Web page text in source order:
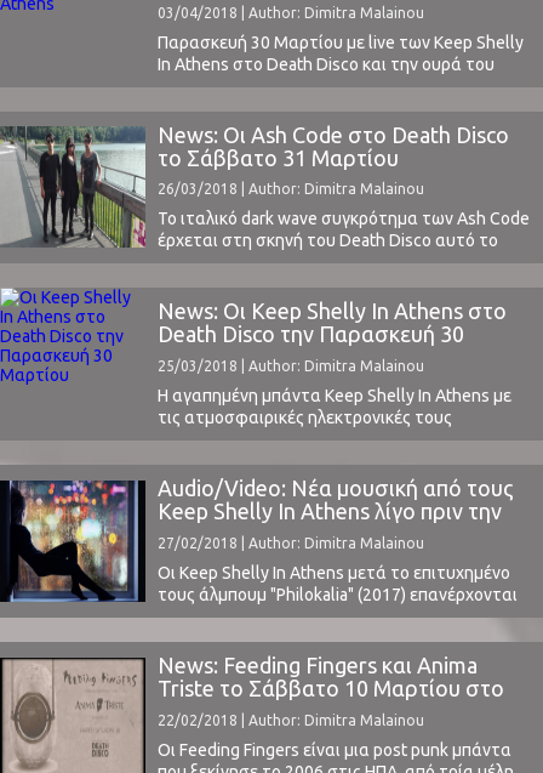
προθέρμανση για το ραντεβού της ...
03/04/2018 | Author: Dimitra Malainou
Παρασκευή 30 Μαρτίου με live των Keep Shelly
In Athens στο Death Disco και την ουρά του
κόσμου να φτάνει πέρα από τη γωνία των
στενών Ωγύγου και Λεπενιώτου αρκετά πριν
την έναρξη της συναυλίας. Η ευρωπαϊκή
περιοδεία των KSIA ολοκληρώθηκε με μια
καταπληκτική sold out εμφάνιση στα πάτρια
εδάφη.Η ...
News: Οι Ash Code στο Death Disco
το Σάββατο 31 Μαρτίου
26/03/2018 | Author: Dimitra Malainou
Το ιταλικό dark wave συγκρότημα των Ash Code
έρχεται στη σκηνή του Death Disco αυτό το
Σάββατο 31 Μαρτίου. Για 2η φορά στη χώρα
μας, μετά από πολύ καιρό, και με δύο άλμπουμ
πλέον στο ενεργητικό τους θα μας δώσουν μια
γερή δόση post punk, synthpop και EBM.Τη
News: Οι Keep Shelly In Athens στο
Death Disco την Παρασκευή 30
Μαρτίου
25/03/2018 | Author: Dimitra Malainou
Η αγαπημένη μπάντα Keep Shelly In Athens με
τις ατμοσφαιρικές ηλεκτρονικές τους
συνθέσεις ταξιδεύει στην Ευρώπη για την
προώθηση του πρόσφατου άλμπουμ τους
"Philokalia" (2017) και επιστρέφει στις 30
Μαρτίου στη σκηνή του Death Disco για να
μοιραστεί μαζί μας μια μοναδική βραδιά.Ο
ταλαντούχος RΠЯ, ψυχή των KSIA, έχοντας στο
πλευρό του ...
Audio/Video: Νέα μουσική από τους
Keep Shelly In Athens λίγο πριν την
περιοδεία τους
27/02/2018 | Author: Dimitra Malainou
Οι Keep Shelly In Athens μετά το επιτυχημένο
τους άλμπουμ "Philokalia" (2017) επανέρχονται
με νέες τους δημιουργίες. Το διπλό τους single
"Denial/Tokyo Lane" είναι ιδιαίτερα ενδιαφέρον
και κυκλοφόρησε στις 19 Φεβρουαρίου.Το
δίδυμο RΠЯ και Jessica Bell προσθέτοντας αυτά
τα δύο υπέροχα νέα κομμάτια στις μουσικές
τους αποσκευές θα πάρουν τη ...
News: Feeding Fingers και Anima
Triste το Σάββατο 10 Μαρτίου στο
Death Disco
22/02/2018 | Author: Dimitra Malainou
Οι Feeding Fingers είναι μια post punk μπάντα